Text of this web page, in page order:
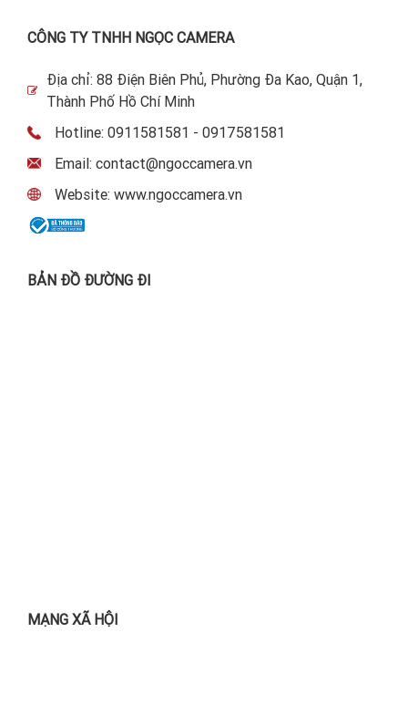
CÔNG TY TNHH NGỌC CAMERA
Địa chỉ: 88 Điện Biên Phủ, Phường Đa Kao, Quận 1,
Thành Phố Hồ Chí Minh
Hotline: 0911581581 - 0917581581
Email: contact@ngoccamera.vn
Website: www.ngoccamera.vn
BẢN ĐỒ ĐƯỜNG ĐI
MẠNG XÃ HỘI